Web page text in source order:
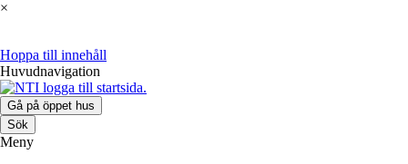
×
Hoppa till innehåll
Huvudnavigation
Gå på öppet hus
Sök
Meny